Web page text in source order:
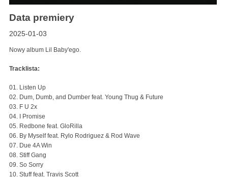
Data premiery
2025-01-03
Nowy album Lil Baby'ego.
Tracklista:
01. Listen Up
02. Dum, Dumb, and Dumber feat. Young Thug & Future
03. F U 2x
04. I Promise
05. Redbone feat. GloRilla
06. By Myself feat. Rylo Rodriguez & Rod Wave
07. Due 4A Win
08. Stiff Gang
09. So Sorry
10. Stuff feat. Travis Scott